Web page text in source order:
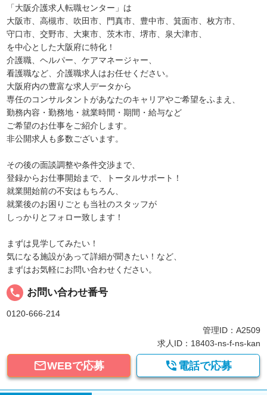
「大阪介護求人転職センター」は
大阪市、高槻市、吹田市、門真市、豊中市、箕面市、枚方市、
守口市、交野市、大東市、茨木市、堺市、泉大津市、
を中心とした大阪府に特化！
介護職、ヘルパー、ケアマネージャー、
看護職など、介護職求人はお任せください。
大阪府内の豊富な求人データから
専任のコンサルタントがあなたのキャリアやご希望をふまえ、
勤務内容・勤務地・就業時間・期間・給与など
ご希望のお仕事をご紹介します。
非公開求人も多数ございます。
その後の面談調整や条件交渉まで、
登録からお仕事開始まで、トータルサポート！
就業開始前の不安はもちろん、
就業後のお困りごとも当社のスタッフが
しっかりとフォロー致します！
まずは見学してみたい！
気になる施設があって詳細が聞きたい！など、
まずはお気軽にお問い合わせください。
local_phone お問い合わせ番号
0120-666-214
管理ID：A2509
求人ID：18403-ns-f-ns-kan
WEBで応募  電話で応募